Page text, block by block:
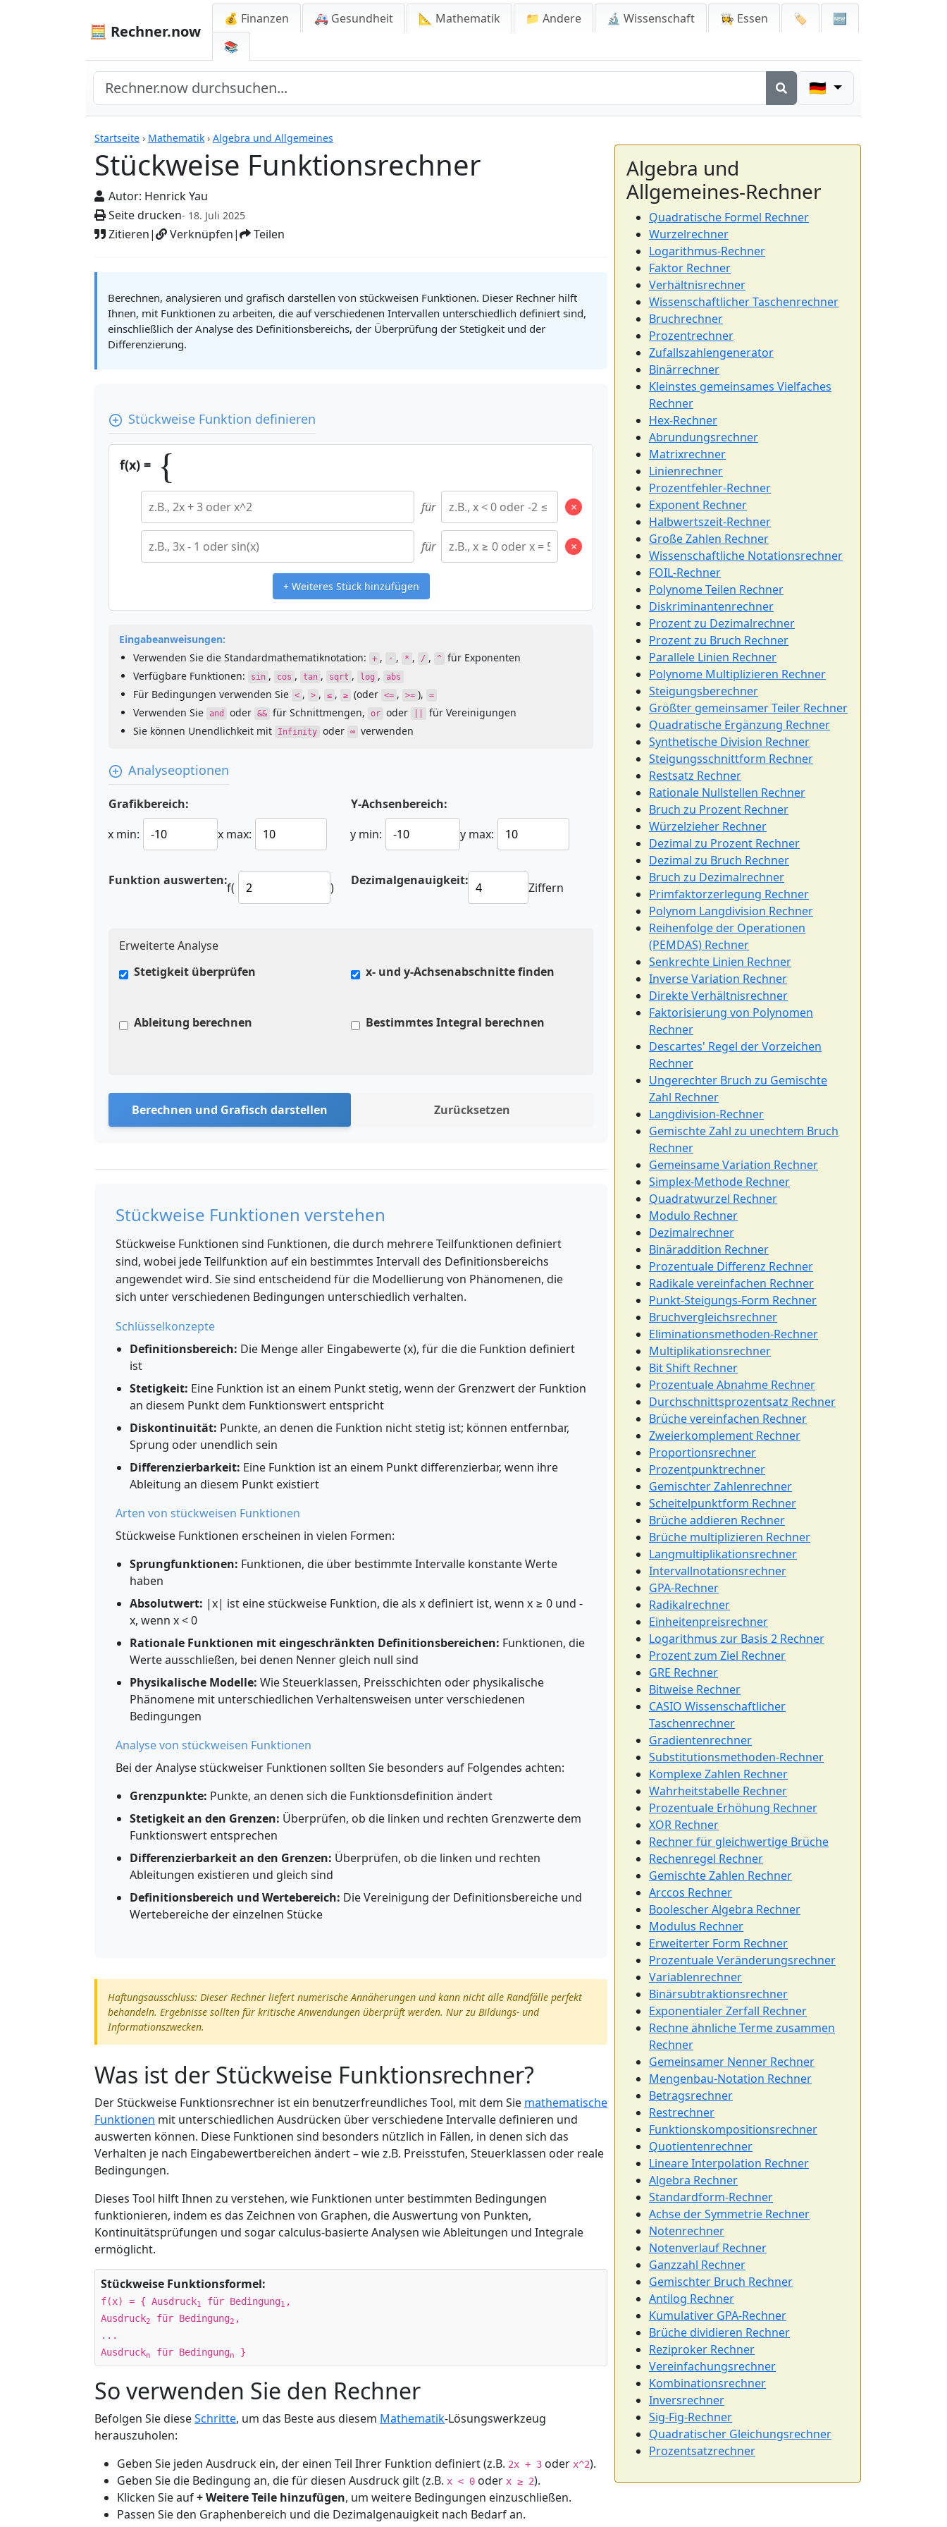
🧮 Rechner.now
💰 Finanzen 🚑 Gesundheit 📐 Mathematik 📁 Andere 🔬 Wissenschaft 👩‍🍳 Essen 🏷️
🆕
📚
🇩🇪
Startseite › Mathematik › Algebra und Allgemeines
Stückweise Funktionsrechner
Autor: Henrick Yau
Seite drucken- 18. Juli 2025
Zitieren| Verknüpfen| Teilen
Rechner
Berechnen, analysieren und grafisch darstellen von stückweisen Funktionen. Dieser Rechner hilft
Ihnen, mit Funktionen zu arbeiten, die auf verschiedenen Intervallen unterschiedlich definiert sind,
einschließlich der Analyse des Definitionsbereichs, der Überprüfung der Stetigkeit und der
Differenzierung.
Stückweise Funktion definieren
f(x) = {
für ×
für ×
+ Weiteres Stück hinzufügen
Eingabeanweisungen:
Verwenden Sie die Standardmathematiknotation:
+ , - , * , / , ^ für Exponenten
Verfügbare Funktionen:
sin , cos , tan , sqrt , log , abs
Für Bedingungen verwenden Sie < , > , ≤ , ≥ (oder <= , >= ), =
Verwenden Sie and oder && für Schnittmengen, or oder
für Vereinigungen
Sie können Unendlichkeit mit
Infinity oder ∞ verwenden
Analyseoptionen
Grafikbereich:
x min:
x max:
Y-Achsenbereich:
y min:
y max:
Funktion auswerten:f( ) Dezimalgenauigkeit: Ziffern
Erweiterte Analyse
Stetigkeit überprüfen
x- und y-Achsenabschnitte finden
Ableitung berechnen Bestimmtes Integral berechnen
Berechnen und Grafisch darstellen Zurücksetzen
Stückweise Funktionen verstehen
Stückweise Funktionen sind Funktionen, die durch mehrere Teilfunktionen definiert
sind, wobei jede Teilfunktion auf ein bestimmtes Intervall des Definitionsbereichs
angewendet wird. Sie sind entscheidend für die Modellierung von Phänomenen, die
sich unter verschiedenen Bedingungen unterschiedlich verhalten.
Schlüsselkonzepte
Definitionsbereich: Die Menge aller Eingabewerte (x), für die die Funktion definiert
ist
Stetigkeit: Eine Funktion ist an einem Punkt stetig, wenn der Grenzwert der Funktion
an diesem Punkt dem Funktionswert entspricht
Diskontinuität: Punkte, an denen die Funktion nicht stetig ist; können entfernbar,
Sprung oder unendlich sein
Differenzierbarkeit: Eine Funktion ist an einem Punkt differenzierbar, wenn ihre
Ableitung an diesem Punkt existiert
Arten von stückweisen Funktionen
Stückweise Funktionen erscheinen in vielen Formen:
Sprungfunktionen: Funktionen, die über bestimmte Intervalle konstante Werte
haben
Absolutwert: |x| ist eine stückweise Funktion, die als x definiert ist, wenn x ≥ 0 und -
x, wenn x < 0
Rationale Funktionen mit eingeschränkten Definitionsbereichen: Funktionen, die
Werte ausschließen, bei denen Nenner gleich null sind
Physikalische Modelle: Wie Steuerklassen, Preisschichten oder physikalische
Phänomene mit unterschiedlichen Verhaltensweisen unter verschiedenen
Bedingungen
Analyse von stückweisen Funktionen
Bei der Analyse stückweiser Funktionen sollten Sie besonders auf Folgendes achten:
Grenzpunkte: Punkte, an denen sich die Funktionsdefinition ändert
Stetigkeit an den Grenzen: Überprüfen, ob die linken und rechten Grenzwerte dem
Funktionswert entsprechen
Differenzierbarkeit an den Grenzen: Überprüfen, ob die linken und rechten
Ableitungen existieren und gleich sind
Definitionsbereich und Wertebereich: Die Vereinigung der Definitionsbereiche und
Wertebereiche der einzelnen Stücke
Haftungsausschluss: Dieser Rechner liefert numerische Annäherungen und kann nicht alle Randfälle perfekt
behandeln. Ergebnisse sollten für kritische Anwendungen überprüft werden. Nur zu Bildungs- und
Informationszwecken.
Was ist der Stückweise Funktionsrechner?
Der Stückweise Funktionsrechner ist ein benutzerfreundliches Tool, mit dem Sie mathematische
Funktionen mit unterschiedlichen Ausdrücken über verschiedene Intervalle definieren und
auswerten können. Diese Funktionen sind besonders nützlich in Fällen, in denen sich das
Verhalten je nach Eingabewertbereichen ändert – wie z.B. Preisstufen, Steuerklassen oder reale
Bedingungen.
Dieses Tool hilft Ihnen zu verstehen, wie Funktionen unter bestimmten Bedingungen
funktionieren, indem es das Zeichnen von Graphen, die Auswertung von Punkten,
Kontinuitätsprüfungen und sogar calculus-basierte Analysen wie Ableitungen und Integrale
ermöglicht.
Stückweise Funktionsformel:
f(x) = { Ausdruck1 für Bedingung1 ,
Ausdruck2 für Bedingung2 ,
...
Ausdruckn für Bedingungn }
So verwenden Sie den Rechner
Befolgen Sie dieseSchritte, um das Beste aus diesem Mathematik-Lösungswerkzeug
herauszuholen:
Geben Sie jeden Ausdruck ein, der einen Teil Ihrer Funktion definiert (z.B. 2x + 3 oder x^2).
Geben Sie die Bedingung an, die für diesen Ausdruck gilt (z.B. x < 0 oder x ≥ 2).
Klicken Sie auf+ Weitere Teile hinzufügen, um weitere Bedingungen einzuschließen.
Passen Sie den Graphenbereich und die Dezimalgenauigkeit nach Bedarf an.
Algebra und
Allgemeines-Rechner
Quadratische Formel Rechner
Wurzelrechner
Logarithmus-Rechner
Faktor Rechner
Verhältnisrechner
Wissenschaftlicher Taschenrechner
Bruchrechner
Prozentrechner
Zufallszahlengenerator
Binärrechner
Kleinstes gemeinsames Vielfaches
Rechner
Hex-Rechner
Abrundungsrechner
Matrixrechner
Linienrechner
Prozentfehler-Rechner
Exponent Rechner
Halbwertszeit-Rechner
Große Zahlen Rechner
Wissenschaftliche Notationsrechner
FOIL-Rechner
Polynome Teilen Rechner
Diskriminantenrechner
Prozent zu Dezimalrechner
Prozent zu Bruch Rechner
Parallele Linien Rechner
Polynome Multiplizieren Rechner
Steigungsberechner
Größter gemeinsamer Teiler Rechner
Quadratische Ergänzung Rechner
Synthetische Division Rechner
Steigungsschnittform Rechner
Restsatz Rechner
Rationale Nullstellen Rechner
Bruch zu Prozent Rechner
Würzelzieher Rechner
Dezimal zu Prozent Rechner
Dezimal zu Bruch Rechner
Bruch zu Dezimalrechner
Primfaktorzerlegung Rechner
Polynom Langdivision Rechner
Reihenfolge der Operationen
(PEMDAS) Rechner
Senkrechte Linien Rechner
Inverse Variation Rechner
Direkte Verhältnisrechner
Faktorisierung von Polynomen
Rechner
Descartes' Regel der Vorzeichen
Rechner
Ungerechter Bruch zu Gemischte
Zahl Rechner
Langdivision-Rechner
Gemischte Zahl zu unechtem Bruch
Rechner
Gemeinsame Variation Rechner
Simplex-Methode Rechner
Quadratwurzel Rechner
Modulo Rechner
Dezimalrechner
Binäraddition Rechner
Prozentuale Differenz Rechner
Radikale vereinfachen Rechner
Punkt-Steigungs-Form Rechner
Bruchvergleichsrechner
Eliminationsmethoden-Rechner
Multiplikationsrechner
Bit Shift Rechner
Prozentuale Abnahme Rechner
Durchschnittsprozentsatz Rechner
Brüche vereinfachen Rechner
Zweierkomplement Rechner
Proportionsrechner
Prozentpunktrechner
Gemischter Zahlenrechner
Scheitelpunktform Rechner
Brüche addieren Rechner
Brüche multiplizieren Rechner
Langmultiplikationsrechner
Intervallnotationsrechner
GPA-Rechner
Radikalrechner
Einheitenpreisrechner
Logarithmus zur Basis 2 Rechner
Prozent zum Ziel Rechner
GRE Rechner
Bitweise Rechner
CASIO Wissenschaftlicher
Taschenrechner
Gradientenrechner
Substitutionsmethoden-Rechner
Komplexe Zahlen Rechner
Wahrheitstabelle Rechner
Prozentuale Erhöhung Rechner
XOR Rechner
Rechner für gleichwertige Brüche
Rechenregel Rechner
Gemischte Zahlen Rechner
Arccos Rechner
Boolescher Algebra Rechner
Modulus Rechner
Erweiterter Form Rechner
Prozentuale Veränderungsrechner
Variablenrechner
Binärsubtraktionsrechner
Exponentialer Zerfall Rechner
Rechne ähnliche Terme zusammen
Rechner
Gemeinsamer Nenner Rechner
Mengenbau-Notation Rechner
Betragsrechner
Restrechner
Funktionskompositionsrechner
Quotientenrechner
Lineare Interpolation Rechner
Algebra Rechner
Standardform-Rechner
Achse der Symmetrie Rechner
Notenrechner
Notenverlauf Rechner
Ganzzahl Rechner
Gemischter Bruch Rechner
Antilog Rechner
Kumulativer GPA-Rechner
Brüche dividieren Rechner
Reziproker Rechner
Vereinfachungsrechner
Kombinationsrechner
Inversrechner
Sig-Fig-Rechner
Quadratischer Gleichungsrechner
Prozentsatzrechner